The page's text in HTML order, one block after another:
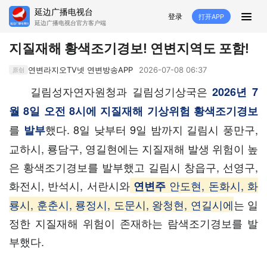
延边广播电视台
延边广播电视台官方客户端
登录 打开APP
HOME
추천 뉴스 영상뉴스
추천영상 융매생방 백성열선 국내외
소품 노래 겨레 생활
려행 특집
생방
TV 라지오
프로그램
지질재해 황색조기경보! 연변지역도 포함!
原创 연변라지오TV넷 연변방송APP 2026-07-08 06:37
길림성자연자원청과 길림성기상국은2026년 7
월 8일 오전 8시에 지질재해 기상위험 황색조기경보
를 발부했다. 8일 낮부터 9일 밤까지 길림시 풍만구,
교하시, 룡담구, 영길현에는 지질재해 발생 위험이 높
은 황색조기경보를 발부했고 길림시 창읍구, 선영구,
화전시, 반석시, 서란시와 연변주 안도현, 돈화시, 화
룡시, 훈춘시, 룡정시, 도문시, 왕청현, 연길시에는 일
정한 지질재해 위험이 존재하는 람색조기경보를 발
부했다.